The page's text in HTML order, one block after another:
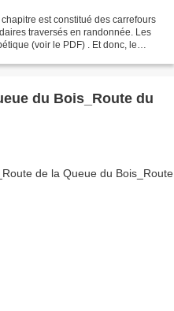
est constitué des carrefours
traversés en randonnée. Les
(voir le PDF) . Et donc, le
du Bois_Route du